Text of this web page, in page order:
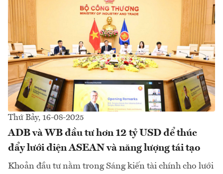
Thứ Bảy, 16-08-2025
ADB và WB đầu tư hơn 12 tỷ USD để thúc
đẩy lưới điện ASEAN và năng lượng tái tạo
Khoản đầu tư nằm trong Sáng kiến tài chính cho lưới